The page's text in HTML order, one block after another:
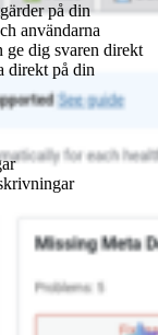
på din
användarna
ge dig svaren direkt
direkt på din